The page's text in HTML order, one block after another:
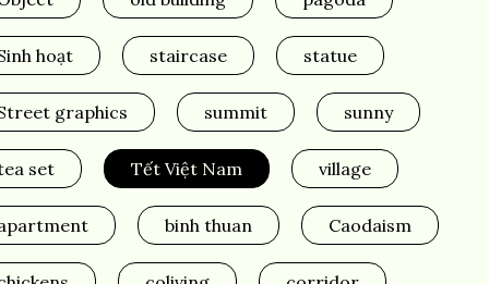
hoạt staircase statue
graphics summit sunny
set Tết Việt Nam village
binh thuan Caodaism